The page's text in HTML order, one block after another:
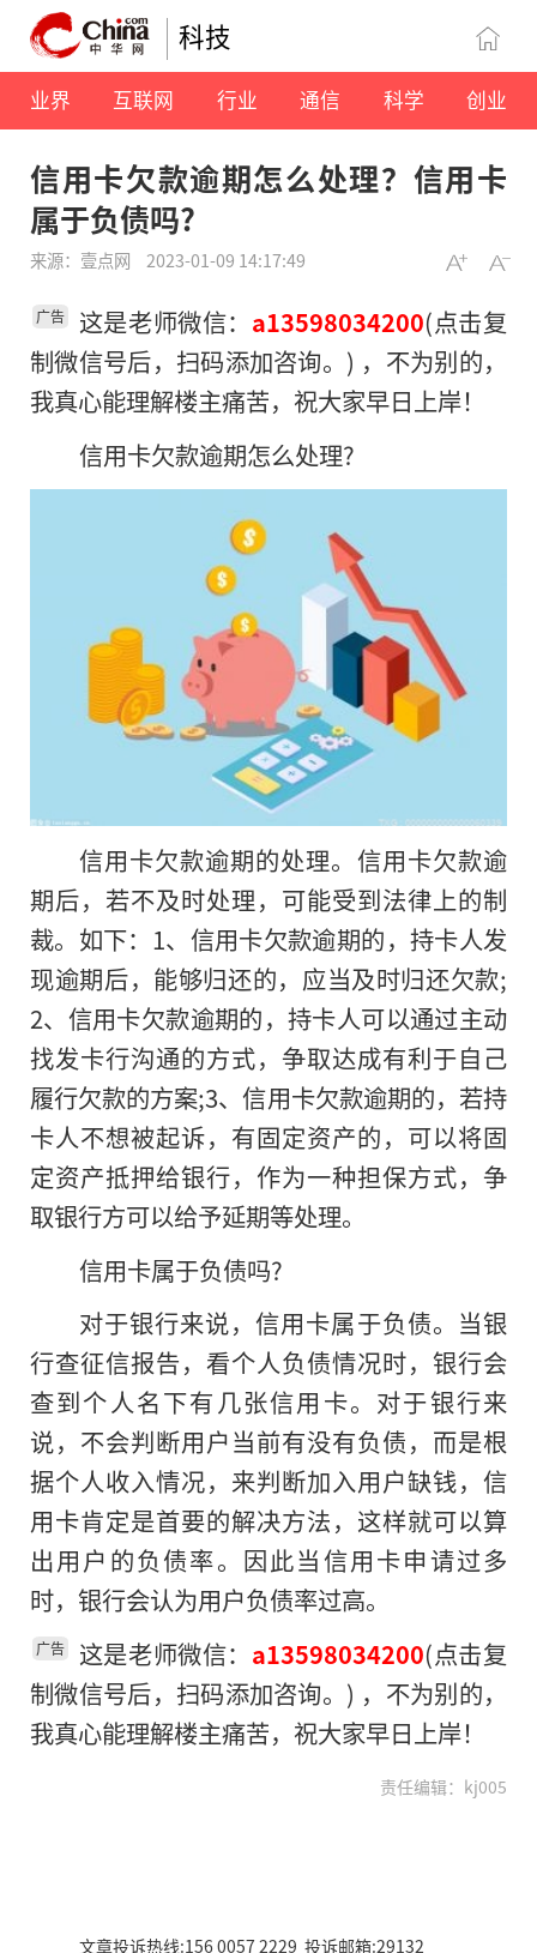
科技
业界 互联网 行业 通信 科学 创业
信用卡欠款逾期怎么处理？信用卡
属于负债吗?
来源：壹点网 2023-01-09 14:17:49
这是老师微信： a13598034200(点击复
制微信号后，扫码添加咨询。) ，不为别的，
我真心能理解楼主痛苦，祝大家早日上岸！
广告
信用卡欠款逾期怎么处理?
信用卡欠款逾期的处理。信用卡欠款逾
期后，若不及时处理，可能受到法律上的制
裁。如下：1、信用卡欠款逾期的，持卡人发
现逾期后，能够归还的，应当及时归还欠款;
2、信用卡欠款逾期的，持卡人可以通过主动
找发卡行沟通的方式，争取达成有利于自己
履行欠款的方案;3、信用卡欠款逾期的，若持
卡人不想被起诉，有固定资产的，可以将固
定资产抵押给银行，作为一种担保方式，争
取银行方可以给予延期等处理。
信用卡属于负债吗?
对于银行来说，信用卡属于负债。当银
行查征信报告，看个人负债情况时，银行会
查到个人名下有几张信用卡。对于银行来
说，不会判断用户当前有没有负债，而是根
据个人收入情况，来判断加入用户缺钱，信
用卡肯定是首要的解决方法，这样就可以算
出用户的负债率。因此当信用卡申请过多
时，银行会认为用户负债率过高。
这是老师微信： a13598034200(点击复
制微信号后，扫码添加咨询。) ，不为别的，
我真心能理解楼主痛苦，祝大家早日上岸！
广告
责任编辑：kj005
文章投诉热线:156 0057 2229 投诉邮箱:29132